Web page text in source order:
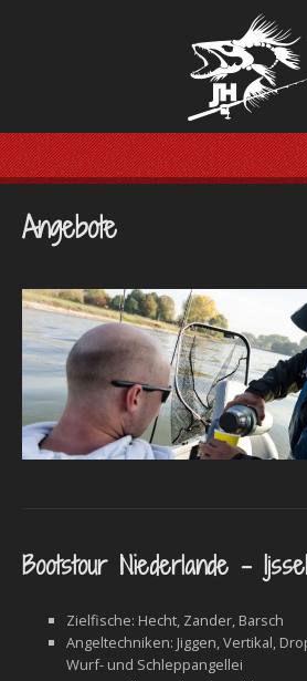
Angebote
Bootstour Niederlande –
Zielfische: Hecht, Zander, Barsch
Angeltechniken: Jiggen, Vertikal,
Wurf- und Schleppangellei